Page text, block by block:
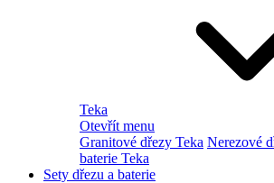
Teka
Otevřít menu
Granitové dřezy Teka Nerezové
baterie Teka
Sety dřezu a baterie